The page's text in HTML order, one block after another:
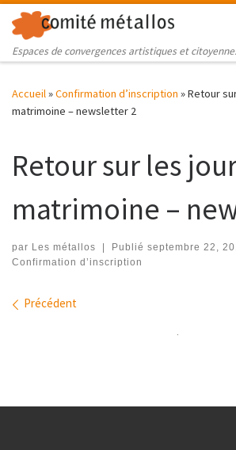
Skip to content
Espaces de convergences artistiques et
Accueil»Confirmation d’inscription »Retour
matrimoine – newsletter 2
Retour sur les
matrimoine –
par Les métallos | Publié septembre 22,
Confirmation d’inscription
Navigation des images
Précédent